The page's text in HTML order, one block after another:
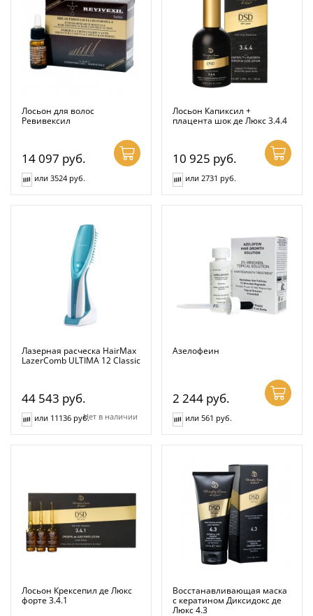
Лосьон для волос
Ревивексил
14 097 руб.
или 3524 руб.
Лосьон Капиксил +
плацента шок де Люкс 3.4.4
10 925 руб.
или 2731 руб.
Лазерная расческа HairMax
LazerComb ULTIMA 12 Classic
44 543 руб.
Нет в наличии
или 11136 руб.
Азелофеин
2 244 руб.
или 561 руб.
Лосьон Крексепил де Люкс
форте 3.4.1
Восстанавливающая маска
с кератином Диксидокс де
Люкс 4.3